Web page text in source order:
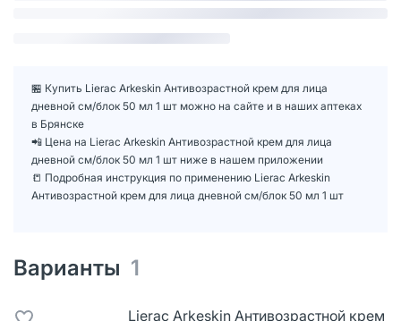
🏪 Купить Lierac Arkeskin Антивозрастной крем для лица
дневной см/блок 50 мл 1 шт можно на сайте и в наших аптеках
в Брянске
📲 Цена на Lierac Arkeskin Антивозрастной крем для лица
дневной см/блок 50 мл 1 шт ниже в нашем приложении
📒 Подробная инструкция по применению Lierac Arkeskin
Антивозрастной крем для лица дневной см/блок 50 мл 1 шт
Варианты 1
Lierac Arkeskin Антивозрастной крем